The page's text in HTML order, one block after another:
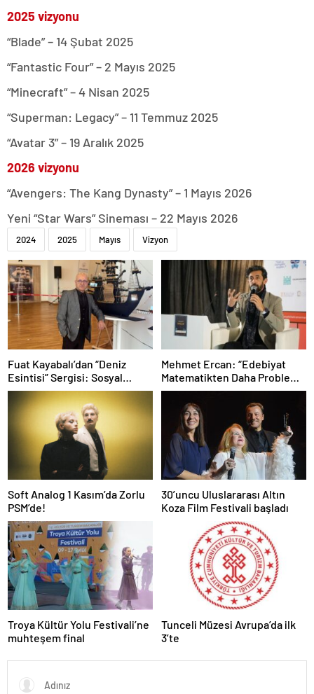
2025 vizyonu
“Blade” – 14 Şubat 2025
“Fantastic Four” – 2 Mayıs 2025
“Minecraft” – 4 Nisan 2025
“Superman: Legacy” – 11 Temmuz 2025
“Avatar 3” – 19 Aralık 2025
2026 vizyonu
“Avengers: The Kang Dynasty” – 1 Mayıs 2026
Yeni “Star Wars” Sineması – 22 Mayıs 2026
2024 2025 Mayıs Vizyon
Fuat Kayabalı’dan “Deniz
Esintisi” Sergisi: Sosyal
Farkındalıkla Sanat Buluşuyor
Mehmet Ercan: “Edebiyat
Matematikten Daha Problemli
Bir Mesele”
Soft Analog 1 Kasım’da Zorlu
PSM’de!
30’uncu Uluslararası Altın
Koza Film Festivali başladı
Troya Kültür Yolu Festivali’ne
muhteşem final
Tunceli Müzesi Avrupa’da ilk
3’te